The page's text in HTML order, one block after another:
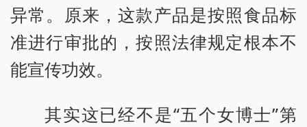
异常。原来，这款产品是按照食品标
准进行审批的，按照法律规定根本不
能宣传功效。
其实这已经不是“五个女博士”第